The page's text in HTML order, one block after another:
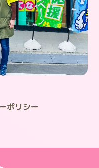
ポリシー